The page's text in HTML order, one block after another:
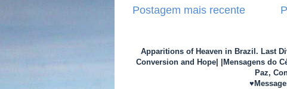
Postagem mais recente
Apparitions of Heaven in Brazil. Last
Conversion and Hope| |Mensagens do
Paz,